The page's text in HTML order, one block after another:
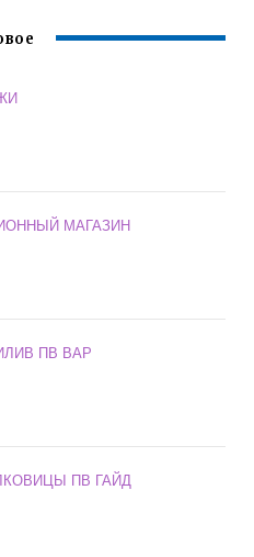
МАГАЗИН
ПВ ВАР
ПВ ГАЙД